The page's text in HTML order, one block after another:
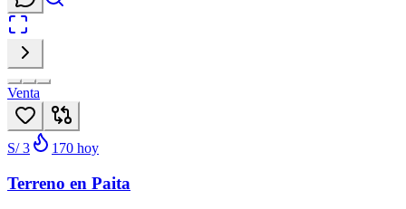
Venta
S/ 3 170 hoy
Terreno en Paita